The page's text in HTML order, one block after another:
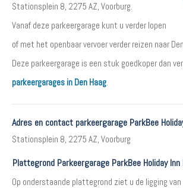
Stationsplein 8, 2275 AZ, Voorburg.
Vanaf deze parkeergarage kunt u verder lopen
of met het openbaar vervoer verder reizen naar
Deze parkeergarage is een stuk goedkoper dan
parkeergarages in Den Haag.
Adres en contact parkeergarage ParkBee
Stationsplein 8, 2275 AZ, Voorburg
Plattegrond Parkeergarage ParkBee Holiday Inn
Op onderstaande plattegrond ziet u de ligging van